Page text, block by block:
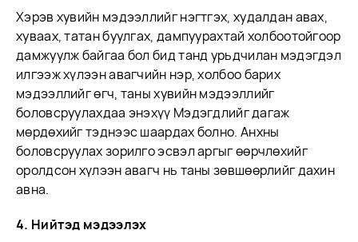
Хэрэв хувийн мэдээллийг нэгтгэх, худалдан авах,
хуваах, татан буулгах, дампуурахтай холбоотойгоор
дамжуулж байгаа бол бид танд урьдчилан мэдэгдэл
илгээж хүлээн авагчийн нэр, холбоо барих
мэдээллийг өгч, таны хувийн мэдээллийг
боловсруулахдаа энэхүү Мэдэгдлийг дагаж
мөрдөхийг тэднээс шаардах болно. Анхны
боловсруулах зорилго эсвэл аргыг өөрчлөхийг
оролдсон хүлээн авагч нь таны зөвшөөрлийг дахин
авна.
4. Нийтэд мэдээлэх